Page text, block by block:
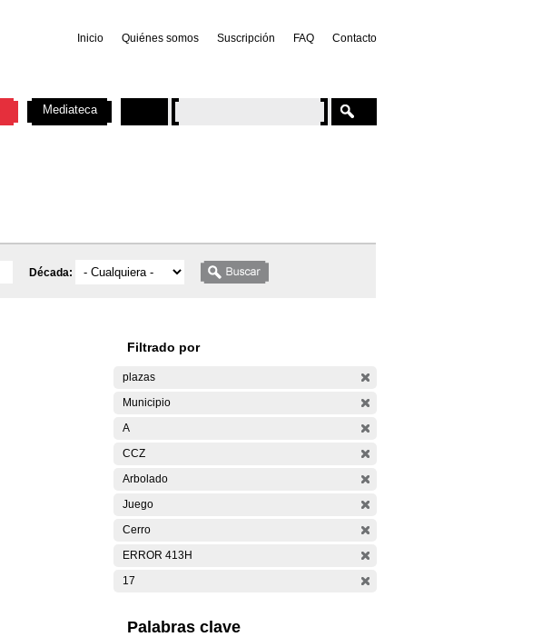
Inicio Quiénes somos Suscripción FAQ Contacto
Década:
Filtrado por
plazas
Municipio
A
CCZ
Arbolado
Juego
Cerro
ERROR 413H
17
Palabras clave
Mediateca